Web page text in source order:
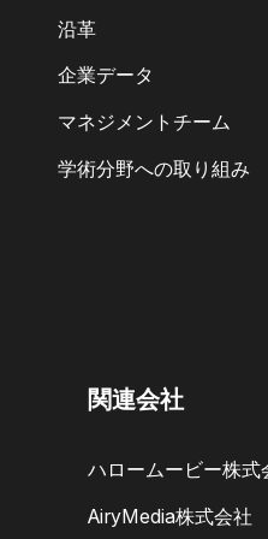
沿革
企業データ
マネジメントチーム
学術分野への取り組み
関連会社
ハロームービー株式
AiryMedia株式会社